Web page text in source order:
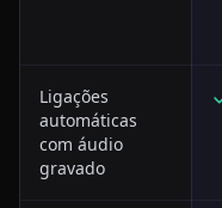
Ligações
automáticas
com áudio
gravado